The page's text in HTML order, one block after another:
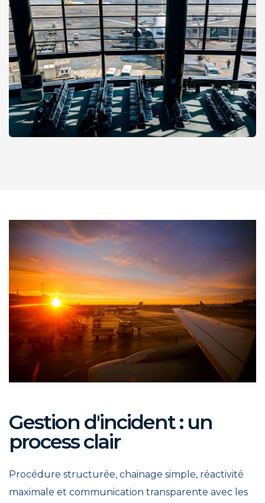
Gestion d'incident : un
process clair
Procédure structurée, chainage simple, réactivité
maximale et communication transparente avec les